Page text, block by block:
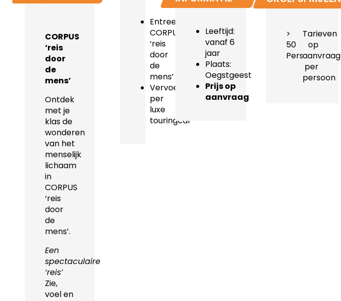
CORPUS
‘reis
door
de
mens’
Ontdek
met je
klas de
wonderen
van het
menselijk
lichaam
in
CORPUS
‘reis
door
de
mens’.
Een
spectaculaire
‘reis’
Zie,
voel en
Entree
CORPUS
‘reis
door
de
mens’
Vervoer
per
luxe
touringcar
Leeftijd:
vanaf 6
jaar
Plaats:
Oegstgeest
Prijs op
aanvraag
>
50
Personen
Tarieven
op
aanvraag
per
persoon